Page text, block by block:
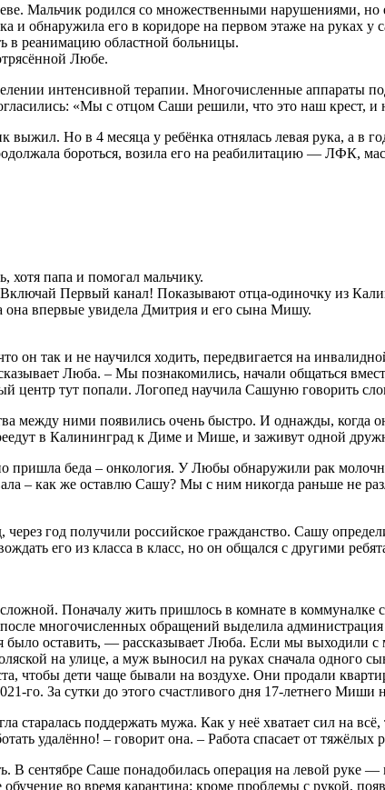
Мальчик родился со множественными нарушениями,
и обнаружила его в коридоре на первом этаже на руках
в реанимацию областной больницы.
Любе.
интенсивной терапии. Многочисленные аппараты
«Мы с отцом Саши решили, что это наш крест, и
выжил. Но в 4 месяца у ребёнка отнялась левая рука, а
бороться, возила его на реабилитацию — ЛФК,
хотя папа и помогал мальчику.
Первый канал! Показывают отца-одиночку из
она впервые увидела Дмитрия и его сына Мишу.
так и не научился ходить, передвигается на
Люба. – Мы познакомились, начали общаться
центр тут попали. Логопед научила Сашуню говорить
между ними появились очень быстро. И однажды, когда
в Калининград к Диме и Мише, и заживут одной
пришла беда – онкология. У Любы обнаружили рак
– как же оставлю Сашу? Мы с ним никогда раньше не
год получили российское гражданство. Сашу
его из класса в класс, но он общался с другими
Поначалу жить пришлось в комнате в
многочисленных обращений выделила
оставить, — рассказывает Люба. Если мы выходили с
на улице, а муж выносил на руках сначала одного
чтобы дети чаще бывали на воздухе. Они продали
го. За сутки до этого счастливого дня 17-летнего Миши
старалась поддержать мужа. Как у неё хватает сил на
удалённо! – говорит она. – Работа спасает от
сентябре Саше понадобилась операция на левой руке —
во время карантина: кроме проблемы с рукой,